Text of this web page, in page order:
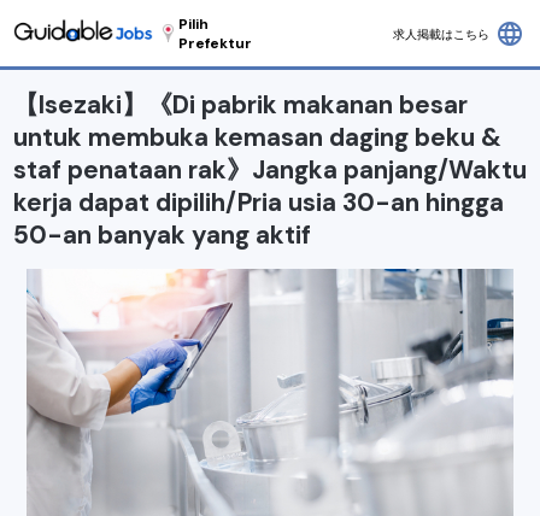
Pilih
Prefektur
求人掲載はこちら language
【Isezaki】《Di pabrik makanan besar
untuk membuka kemasan daging beku &
staf penataan rak》Jangka panjang/Waktu
kerja dapat dipilih/Pria usia 30-an hingga
50-an banyak yang aktif